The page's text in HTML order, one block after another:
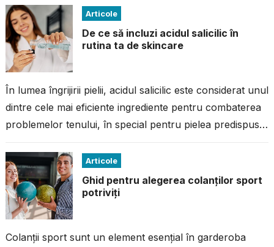
Articole
De ce să incluzi acidul salicilic în
rutina ta de skincare
În lumea îngrijirii pielii, acidul salicilic este considerat unul
dintre cele mai eficiente ingrediente pentru combaterea
problemelor tenului, în special pentru pielea predispusă
Articole
Ghid pentru alegerea colanților sport
potriviți
Colanții sport sunt un element esențial în garderoba